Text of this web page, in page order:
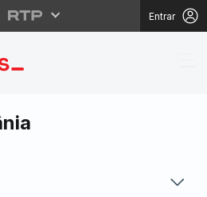
Entrar